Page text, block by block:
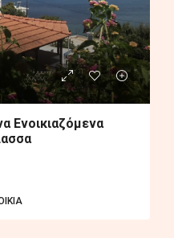
Ενοικιαζόμενα